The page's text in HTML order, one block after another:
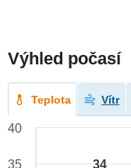
Výhled počasí
Teplota Vítr
34
40
35